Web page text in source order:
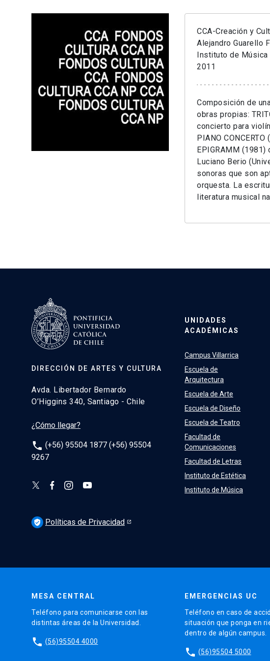
CCA-Creación y
Alejandro Guarello
Instituto de Música
2011
Composición de
obras propias:
concierto para
PIANO
EPIGRAMM
Luciano Berio
sonoras que son
orquesta. La
literatura musical
DIRECCIÓN DE ARTES Y CULTURA
Avda. Libertador Bernardo
O’Higgins 340, Santiago - Chile
¿Cómo llegar?
phone (+56) 95504 1877 (+56) 95504
9267
UNIDADES
ACADÉMICAS
Campus Villarrica
Escuela de
Arquitectura
Escuela de Arte
Escuela de Diseño
Escuela de Teatro
Facultad de
Comunicaciones
Facultad de Letras
Instituto de Estética
Instituto de Música
verified_user Políticas de Privacidad
MESA CENTRAL
Teléfono para comunicarse con las
distintas áreas de la Universidad.
phone (56)95504 4000
EMERGENCIAS UC
Teléfono en caso de
situación que ponga en
dentro de algún campus.
phone (56)95504 5000